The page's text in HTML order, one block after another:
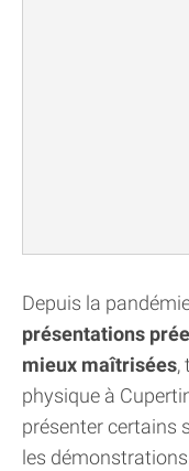
Depuis la
présentations
mieux maîtrisées,
physique à
présenter certains
les